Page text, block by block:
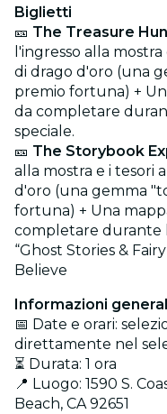
Biglietti
🎫 The Treasure
l'ingresso alla
di drago d'oro (una
premio fortuna) +
da completare
speciale.
🎫 The Storybook
alla mostra e i tesori
d'oro (una gemma
fortuna) + Una
completare durante
“Ghost Stories &
Believe
Informazioni
📅 Date e orari:
direttamente nel
⏳ Durata: 1 ora
📍 Luogo: 1590 S.
Beach, CA 92651